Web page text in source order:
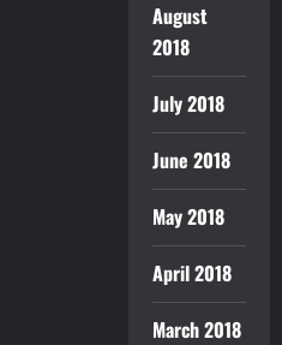
August
2018
July 2018
June 2018
May 2018
April 2018
March 2018